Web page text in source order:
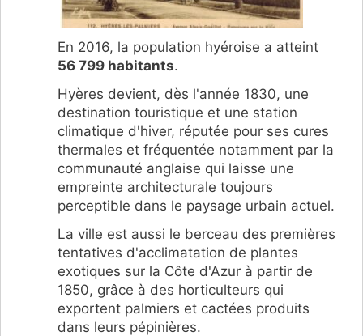
En 2016, la population hyéroise a atteint
56 799 habitants.
Hyères devient, dès l'année 1830, une
destination touristique et une station
climatique d'hiver, réputée pour ses cures
thermales et fréquentée notamment par la
communauté anglaise qui laisse une
empreinte architecturale toujours
perceptible dans le paysage urbain actuel.
La ville est aussi le berceau des premières
tentatives d'acclimatation de plantes
exotiques sur la Côte d'Azur à partir de
1850, grâce à des horticulteurs qui
exportent palmiers et cactées produits
dans leurs pépinières.